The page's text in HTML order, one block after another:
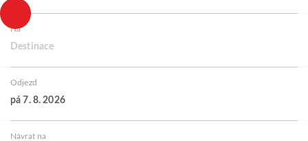
Na
Destinace
Odjezd
pá 7. 8. 2026
Návrat na